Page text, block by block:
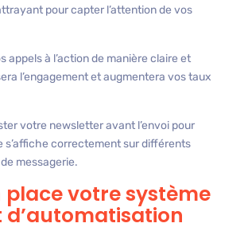
pour capter l’attention de vos
appels à l’action de manière claire et
l’engagement et augmentera vos taux
votre newsletter avant l’envoi pour
s’affiche correctement sur différents
messagerie.
place votre système
d’automatisation